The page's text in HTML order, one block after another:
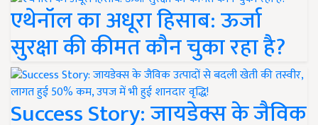
एथेनॉल का अधूरा हिसाब: ऊर्जा
सुरक्षा की कीमत कौन चुका रहा है?
Success Story: जायडेक्स के जैविक